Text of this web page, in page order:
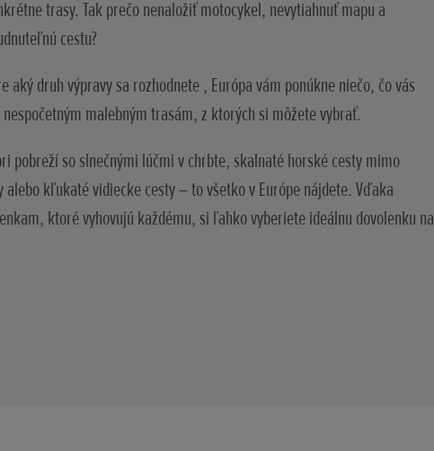
trasy. Tak prečo nenaložiť motocykel, nevytiahnuť mapu a
cestu?
aký druh výpravy sa rozhodnete , Európa vám ponúkne niečo, čo vás
malebným trasám, z ktorých si môžete vybrať.
pobreží so slnečnými lúčmi v chrbte, skalnaté horské cesty mimo
alebo kľukaté vidiecke cesty – to všetko v Európe nájdete. Vďaka
ktoré vyhovujú každému, si ľahko vyberiete ideálnu dovolenku na